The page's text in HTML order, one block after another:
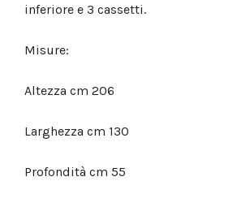
inferiore e 3 cassetti.
Misure:
Altezza cm 206
Larghezza cm 130
Profondità cm 55